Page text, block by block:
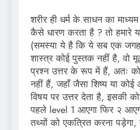
शरीर ही धर्म के साधन का
कैसे धारण करता है ? तो हमारे
(समस्या ये है कि ये सब एक जगह
शास्त्र कोई पुस्तक नहीं है, वो
प्रश्न उत्तर के रूप में हैं, अतः
नहीं हैं, जहाँ जैसा शिष्य या
विषय पर उत्तर देता है, इसकी
पहले level 1 आएगा फिर २
तथ्यों को एकत्रित करना